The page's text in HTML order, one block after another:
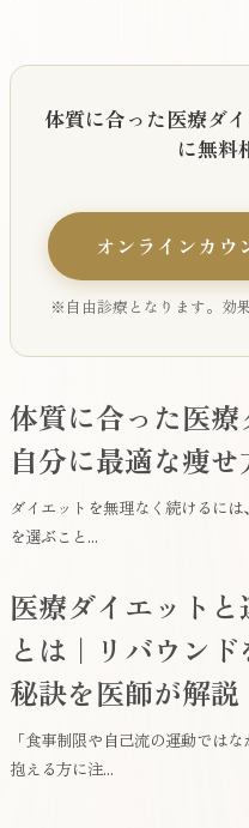
体質に合った医療ダ
に無料
オンラインカウ
※自由診療となります。効
体質に合った医療
自分に最適な痩
ダイエットを無理なく続けるに
を選ぶこと...
医療ダイエット
とは｜リバウン
秘訣を医師が解説
「食事制限や自己流の運動では
抱える方に注...